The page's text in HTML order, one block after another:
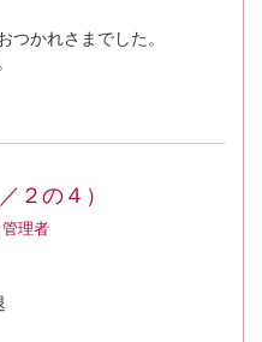
かれさまでした。
２の４）
理者